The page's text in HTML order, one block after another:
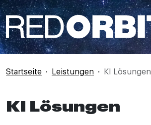
Direkt zum Inhalt
Startseite Leistungen KI Lösungen
KI Lösungen